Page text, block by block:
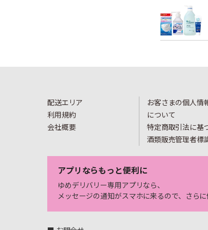
配送エリア
利用規約
会社概要
お客さまの個人情
について
特定商取引法に基
酒類販売管理者標
アプリならもっと便利に
ゆめデリバリー専用アプリなら、
メッセージの通知がスマホに来るので、さらに